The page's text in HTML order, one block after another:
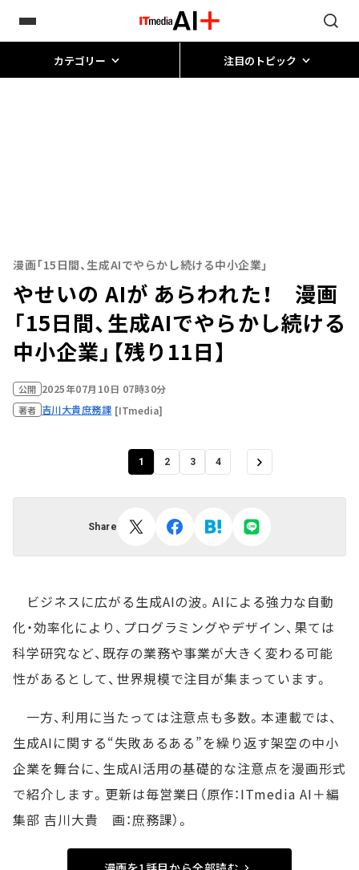
カテゴリー 注目のトピック
漫画「15日間、生成AIでやらかし続ける中小企業」
やせいの AIが あらわれた！ 漫画
「15日間、生成AIでやらかし続ける
中小企業」【残り11日】
公開 2025年07月10日 07時30分
著者 吉川大貴庶務課 [ITmedia]
1 2 3 4
Share
ビジネスに広がる生成AIの波。AIによる強力な自動
化・効率化により、プログラミングやデザイン、果ては
科学研究など、既存の業務や事業が大きく変わる可能
性があるとして、世界規模で注目が集まっています。
一方、利用に当たっては注意点も多数。本連載では、
生成AIに関する“失敗あるある”を繰り返す架空の中小
企業を舞台に、生成AI活用の基礎的な注意点を漫画形式
で紹介します。更新は毎営業日（原作：ITmedia AI＋編
集部 吉川大貴 画：庶務課）。